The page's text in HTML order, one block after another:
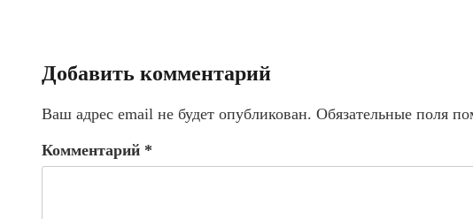
Добавить комментарий
Ваш адрес email не будет опубликован. Обязательные поля
Комментарий *